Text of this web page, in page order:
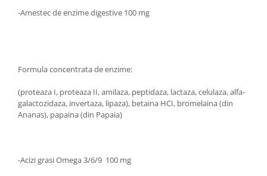
-Amestec de enzime digestive 100 mg
Formula concentrata de enzime:
(proteaza I, proteaza II, amilaza, peptidaza, lactaza, celulaza, alfa-
galactozidaza, invertaza, lipaza), betaina HCI, bromelaina (din
Ananas), papaina (din Papaia)
-Acizi grasi Omega 3/6/9 100 mg